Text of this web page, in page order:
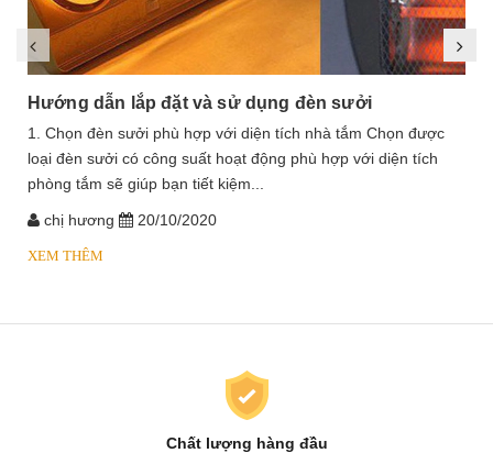
Hướng dẫn lắp đặt và sử dụng đèn sưởi
1. Chọn đèn sưởi phù hợp với diện tích nhà tắm Chọn được
loại đèn sưởi có công suất hoạt động phù hợp với diện tích
phòng tắm sẽ giúp bạn tiết kiệm...
chị hương 20/10/2020
XEM THÊM
Chất lượng hàng đầu